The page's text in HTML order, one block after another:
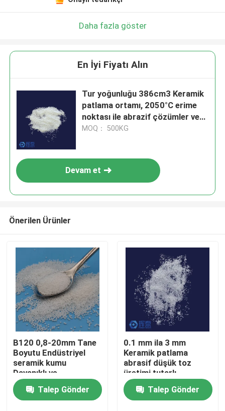
Ana sayfa
Ürünler
Daha fazla göster
En İyi Fiyatı Alın
Tur yoğunluğu 386cm3 Keramik
patlama ortamı, 2050°C erime
noktası ile abrazif çözümler ve
uzun süreli performans sağlar
MOQ： 500KG
Devam et
Önerilen Ürünler
B120 0,8-20mm Tane
Boyutu Endüstriyel
seramik kumu
Dayanıklı ve
Performans
Talep Gönder
0.1 mm ila 3 mm
Keramik patlama
abrasif düşük toz
üretimi tutarlı
parçacık boyutu ve
abrazif sağlamak için
tasarlanmıştır
Talep Gönder